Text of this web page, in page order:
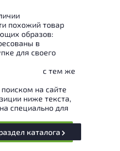
похожий товар
образов:
в
для своего
с тем же
на сайте
ниже текста,
специально для
каталога